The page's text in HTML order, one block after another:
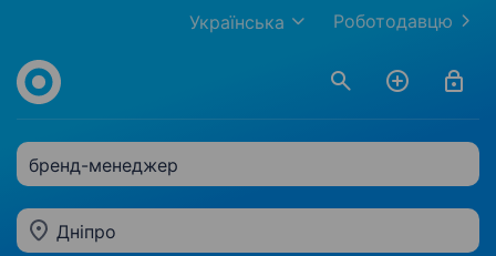
Роботодавцю
Українська
бренд-менеджер
Дніпро